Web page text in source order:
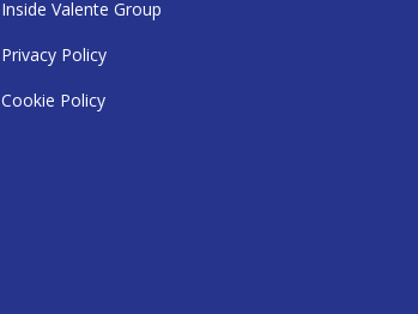
Inside Valente Group
Privacy Policy
Cookie Policy